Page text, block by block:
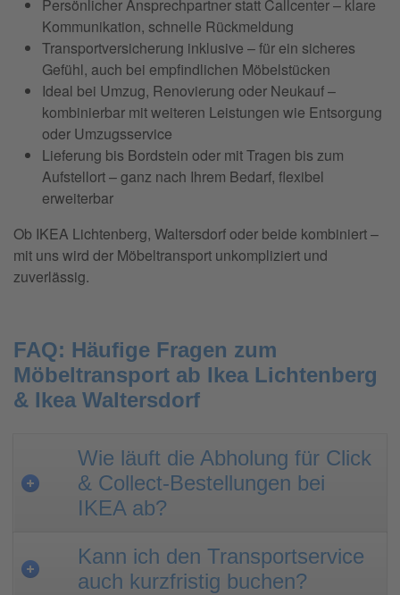
Persönlicher Ansprechpartner statt Callcenter – klare
Kommunikation, schnelle Rückmeldung
Transportversicherung inklusive – für ein sicheres
Gefühl, auch bei empfindlichen Möbelstücken
Ideal bei Umzug, Renovierung oder Neukauf –
kombinierbar mit weiteren Leistungen wie Entsorgung
oder Umzugsservice
Lieferung bis Bordstein oder mit Tragen bis zum
Aufstellort – ganz nach Ihrem Bedarf, flexibel
erweiterbar
Ob IKEA Lichtenberg, Waltersdorf oder beide kombiniert –
mit uns wird der Möbeltransport unkompliziert und
zuverlässig.
FAQ: Häufige Fragen zum
Möbeltransport ab Ikea Lichtenberg
& Ikea Waltersdorf
Wie läuft die Abholung für Click
& Collect-Bestellungen bei
IKEA ab?
Kann ich den Transportservice
auch kurzfristig buchen?